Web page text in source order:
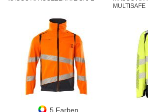
5 Farben
MULTISAFE